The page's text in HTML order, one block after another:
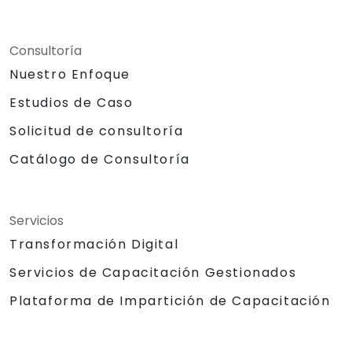
Consultoría
Nuestro Enfoque
Estudios de Caso
Solicitud de consultoría
Catálogo de Consultoría
Servicios
Transformación Digital
Servicios de Capacitación Gestionados
Plataforma de Impartición de Capacitación